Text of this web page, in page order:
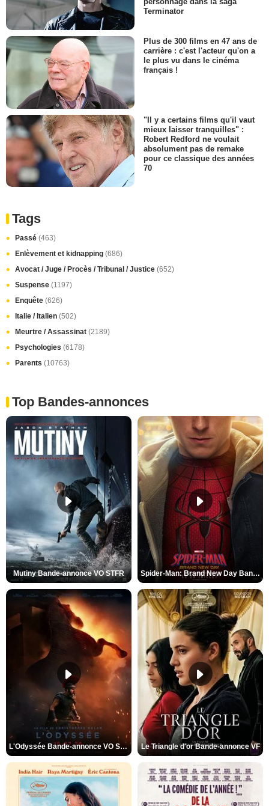
Terminator
Plus de 300 films en 47 ans de
carrière : c'est l'acteur qu'on a
le plus vu dans le cinéma
français !
"Il y a certains films qu'il vaut
mieux laisser tranquilles" :
Robert Redford ne voulait
absolument pas de remake
pour ce classique des années
70
Tags
Passé (463)
Enlèvement et kidnapping (686)
Avocat / Juge / Procès / Tribunal / Justice (652)
Suspense (1197)
Enquête (626)
Italie / Italien (502)
Meurtre / Assassinat (2189)
Psychologies (6178)
Parents (10763)
Top Bandes-annonces
Mutiny Bande-annonce VO STFR Spider-Man: Brand New Day Bande-annonce VO STFR
L'Odyssée Bande-annonce VO STFR Le Triangle d'or Bande-annonce VF